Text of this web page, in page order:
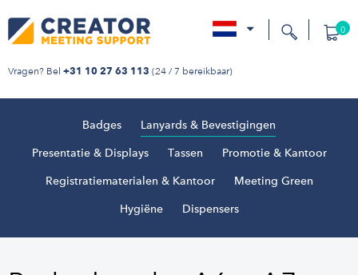
Vragen? Bel +31 10 27 63 113 (24 / 7 bereikbaar)
0
Badges Lanyards & Bevestigingen
Presentatie & Displays Tassen Promotie & Kantoor
Registratiematerialen & Kantoor Meeting Green
Hygiëne Dispensers